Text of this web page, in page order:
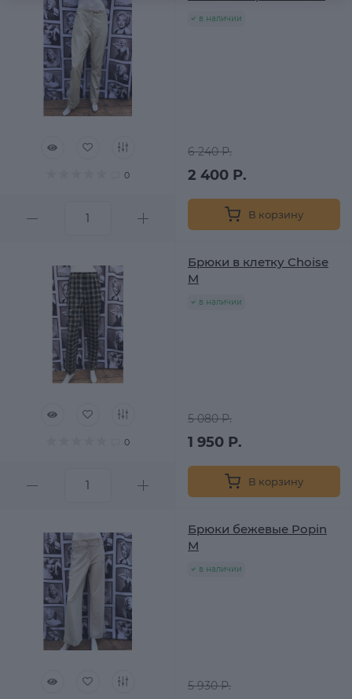
0
в наличии
6 240 Р.
2 400 Р.
В корзину
0
Брюки в клетку Choise
M
в наличии
5 080 Р.
1 950 Р.
В корзину
Брюки бежевые Popin
M
в наличии
5 930 Р.